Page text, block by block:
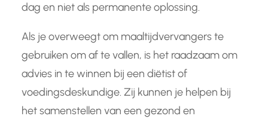
dag en niet als permanente oplossing.
Als je overweegt om maaltijdvervangers te
gebruiken om af te vallen, is het raadzaam om
advies in te winnen bij een diëtist of
voedingsdeskundige. Zij kunnen je helpen bij
het samenstellen van een gezond en